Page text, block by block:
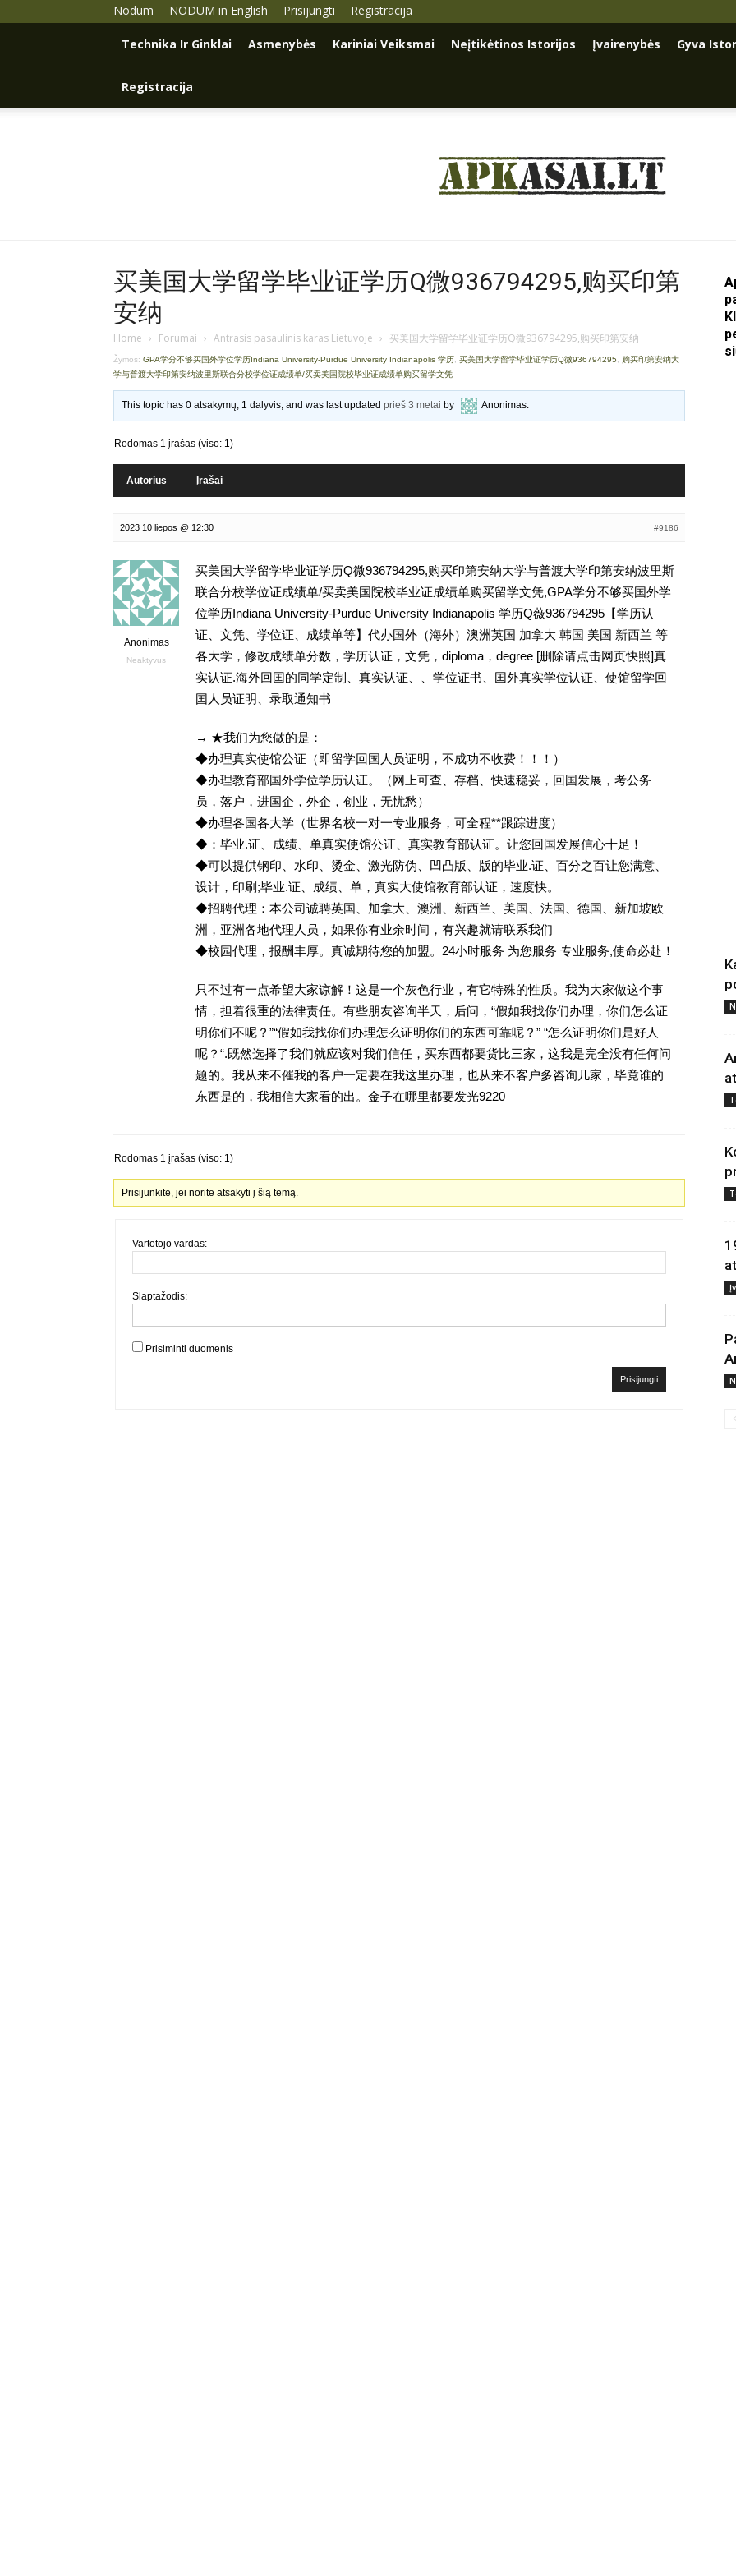
Nodum NODUM in English Prisijungti Registracija
Technika Ir Ginklai Asmenybės Kariniai Veiksmai Neįtikėtinos Istorijos Įvairenybės Gyva
Registracija
买美国大学留学毕业证学历Q微936794295,购买印第
安纳
Home › Forumai › Antrasis pasaulinis karas Lietuvoje › 买美国大学留学毕业证学历Q微936794295,购买印第安纳
Žymos: GPA学分不够买国外学位学历Indiana University-Purdue University Indianapolis 学历 买美国大学留学毕业证学历Q微936794295
购买印第安纳大
学与普渡大学印第安纳波里斯联合分校学位证成绩单/买卖美国院校毕业证成绩单购买留学文凭
This topic has 0 atsakymų, 1 dalyvis, and was last updatedprieš 3 metai by Anonimas.
Rodomas 1 įrašas (viso: 1)
Autorius Įrašai
2023 10 liepos @ 12:30 #9186
Anonimas
Neaktyvus
买美国大学留学毕业证学历Q微936794295,购买印第安纳大学与普渡大学印第安纳波里斯
联合分校学位证成绩单/买卖美国院校毕业证成绩单购买留学文凭,GPA学分不够买国外学
位学历Indiana University-Purdue University Indianapolis 学历Q薇936794295【学历认
证、文凭、学位证、成绩单等】代办国外（海外）澳洲英国 加拿大 韩国 美国 新西兰 等
各大学，修改成绩单分数，学历认证，文凭，diploma，degree [删除请点击网页快照]真
实认证.海外回囯的同学定制、真实认证、、学位证书、囯外真实学位认证、使馆留学回
囯人员证明、录取通知书
→ ★我们为您做的是：
◆办理真实使馆公证（即留学回国人员证明，不成功不收费！！！）
◆办理教育部国外学位学历认证。（网上可查、存档、快速稳妥，回国发展，考公务
员，落户，进国企，外企，创业，无忧愁）
◆办理各国各大学（世界名校一对一专业服务，可全程**跟踪进度）
◆：毕业.证、成绩、单真实使馆公证、真实教育部认证。让您回国发展信心十足！
◆可以提供钢印、水印、烫金、激光防伪、凹凸版、版的毕业.证、百分之百让您满意、
设计，印刷;毕业.证、成绩、单，真实大使馆教育部认证，速度快。
◆招聘代理：本公司诚聘英国、加拿大、澳洲、新西兰、美国、法国、德国、新加坡欧
洲，亚洲各地代理人员，如果你有业余时间，有兴趣就请联系我们
◆校园代理，报酬丰厚。真诚期待您的加盟。24小时服务 为您服务 专业服务,使命必赴！
只不过有一点希望大家谅解！这是一个灰色行业，有它特殊的性质。我为大家做这个事
情，担着很重的法律责任。有些朋友咨询半天，后问，“假如我找你们办理，你们怎么证
明你们不呢？”“假如我找你们办理怎么证明你们的东西可靠呢？” “怎么证明你们是好人
呢？“.既然选择了我们就应该对我们信任，买东西都要货比三家，这我是完全没有任何问
题的。我从来不催我的客户一定要在我这里办理，也从来不客户多咨询几家，毕竟谁的
东西是的，我相信大家看的出。金子在哪里都要发光9220
Rodomas 1 įrašas (viso: 1)
Prisijunkite, jei norite atsakyti į šią temą.
Vartotojo vardas:
Slaptažodis:
Prisiminti duomenis
Prisijungti